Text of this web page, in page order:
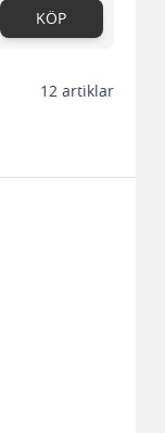
KÖP
12 artiklar